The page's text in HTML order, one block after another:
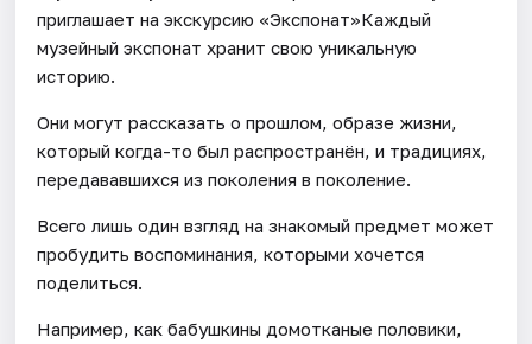
приглашает на экскурсию «Экспонат»Каждый
музейный экспонат хранит свою уникальную
историю.
Они могут рассказать о прошлом, образе жизни,
который когда-то был распространён, и традициях,
передававшихся из поколения в поколение.
Всего лишь один взгляд на знакомый предмет может
пробудить воспоминания, которыми хочется
поделиться.
Например, как бабушкины домотканые половики,